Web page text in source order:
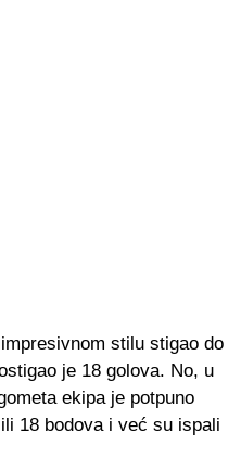
stilu stigao do
je 18 golova. No, u
ekipa je potpuno
18 bodova i već su ispali